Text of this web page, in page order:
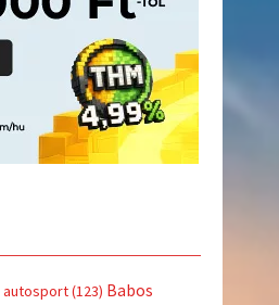
autosport(123) Babos